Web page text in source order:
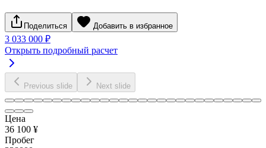
Поделиться Добавить в избранное
3 033 000 ₽
Открыть подробный расчет
Previous slide Next slide
Цена
36 100 ¥
Пробег